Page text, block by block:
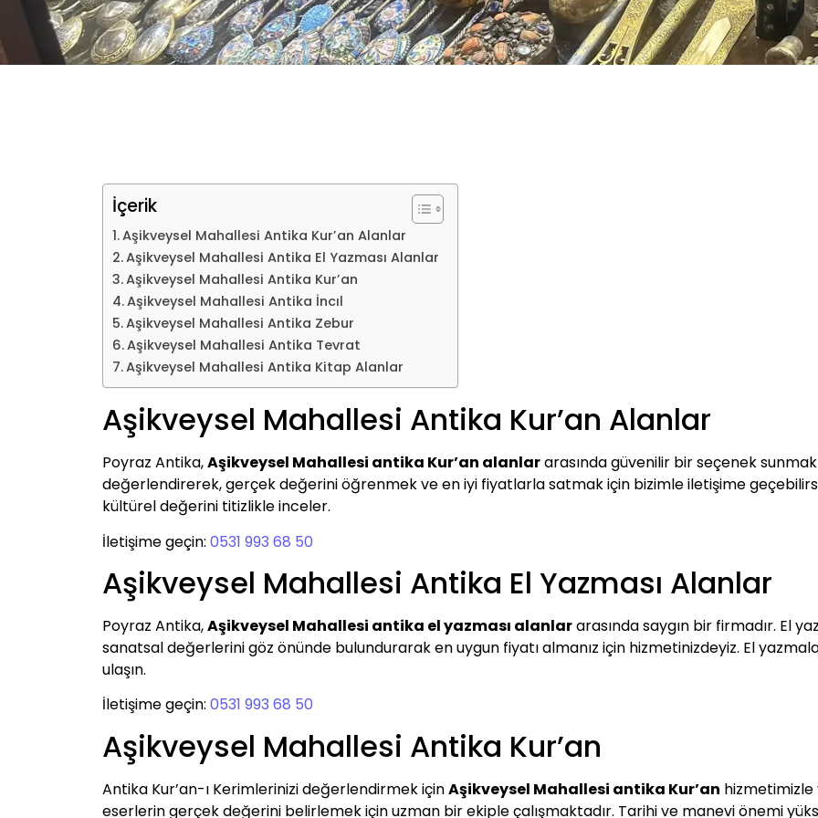
İçerik
Aşikveysel Mahallesi Antika Kur’an Alanlar
Aşikveysel Mahallesi Antika El Yazması Alanlar
Aşikveysel Mahallesi Antika Kur’an
Aşikveysel Mahallesi Antika İncıl
Aşikveysel Mahallesi Antika Zebur
Aşikveysel Mahallesi Antika Tevrat
Aşikveysel Mahallesi Antika Kitap Alanlar
Aşikveysel Mahallesi Antika Kur’an Alanlar
Poyraz Antika,Aşikveysel Mahallesi antika Kur’an alanlararasında güvenilir bir seçenek
değerlendirerek, gerçek değerini öğrenmek ve en iyi fiyatlarla satmak için bizimle iletişime
kültürel değerini titizlikle inceler.
İletişime geçin: 0531 993 68 50
Aşikveysel Mahallesi Antika El Yazması Alanlar
Poyraz Antika,Aşikveysel Mahallesi antika el yazması alanlararasında saygın bir firmadır. El
sanatsal değerlerini göz önünde bulundurarak en uygun fiyatı almanız için hizmetinizdeyiz. El
ulaşın.
İletişime geçin: 0531 993 68 50
Aşikveysel Mahallesi Antika Kur’an
Antika Kur’an-ı Kerimlerinizi değerlendirmek içinAşikveysel Mahallesi antika Kur’an hizmetimizle
eserlerin gerçek değerini belirlemek için uzman bir ekiple çalışmaktadır. Tarihi ve manevi önemi